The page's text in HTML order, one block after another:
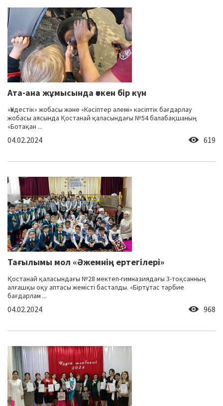
Ата-ана жұмысында өткен бір күн
«Үндестік» жобасы және «Кәсіптер әлемі» кәсіптік бағдарлау
жобасы аясында Қостанай қаласындағы №54 балабақшаның
«Ботақан ...
04.02.2024 619
Тағылымы мол «Әжемнің ертегілері»
Қостанай қаласындағы №28 мектеп-гимназиядағы 3-тоқсанның
алғашқы оқу аптасы жемісті басталды. «Біртұтас тәрбие
бағдарлам ...
04.02.2024 968